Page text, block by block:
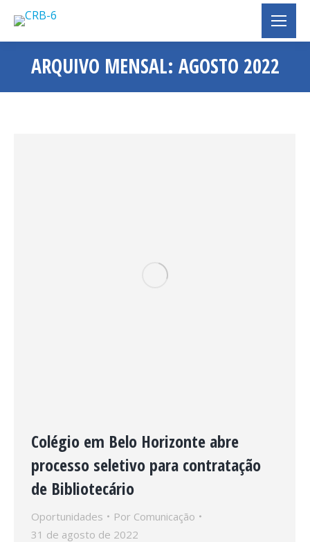
ARQUIVO MENSAL: AGOSTO 2022
Você está aqui:
Colégio em Belo Horizonte abre
processo seletivo para contratação
de Bibliotecário
Oportunidades Por Comunicação
31 de agosto de 2022